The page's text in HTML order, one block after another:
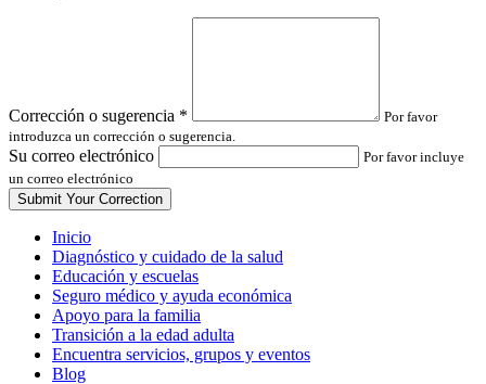
Corrección o sugerencia *
Por favor
introduzca un corrección o sugerencia.
Su correo electrónico
Por favor incluye
un correo electrónico
Inicio
Diagnóstico y cuidado de la salud
Educación y escuelas
Seguro médico y ayuda económica
Apoyo para la familia
Transición a la edad adulta
Encuentra servicios, grupos y eventos
Blog